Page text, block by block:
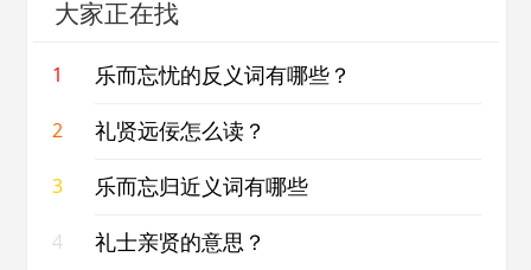
大家正在找
1 乐而忘忧的反义词有哪些？
2 礼贤远佞怎么读？
3 乐而忘归近义词有哪些
4 礼士亲贤的意思？